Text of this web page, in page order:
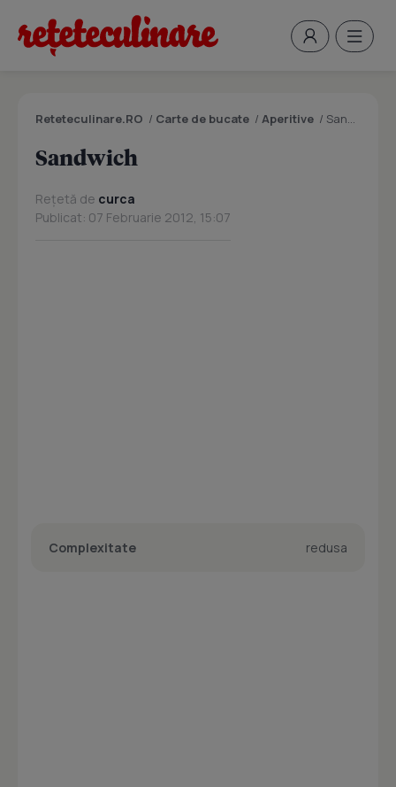
Reteteculinare.RO / Carte de bucate / Aperitive / Sandwich
Sandwich
Rețetă de curca
Publicat: 07 Februarie 2012, 15:07
Complexitate redusa